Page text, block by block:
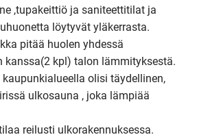
,tupakeittiö ja saniteettitilat ja
löytyvät yläkerrasta.
pitää huolen yhdessä
kanssa(2 kpl) talon lämmityksestä.
olisi täydellinen,
ulkosauna , joka lämpiää
reilusti ulkorakennuksessa.